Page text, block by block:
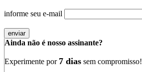
informe seu e-mail
Ainda não é nosso assinante?
Experimente por 7 dias sem compromisso!